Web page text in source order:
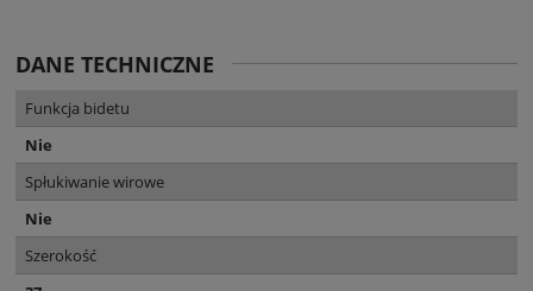
DANE TECHNICZNE
Funkcja bidetu
Nie
Spłukiwanie wirowe
Nie
Szerokość